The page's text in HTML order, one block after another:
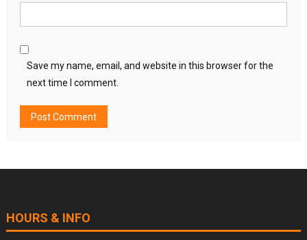
Save my name, email, and website in this browser for the
next time I comment.
HOURS & INFO